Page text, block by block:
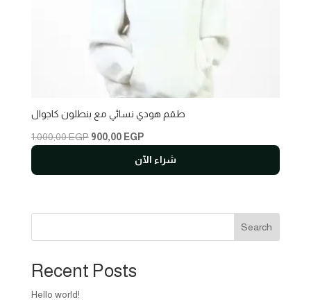
طقم هودي نسائي مع بنطلون كاجوال
1.000,00EGP Original
900,00 EGPCurrent
شراء الآن
Search
Recent Posts
Hello world!